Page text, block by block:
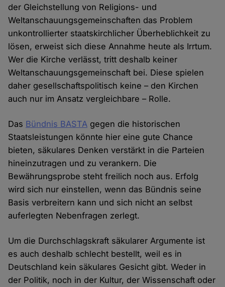
der Gleichstellung von Religions- und
Weltanschauungsgemeinschaften das Problem
unkontrollierter staatskirchlicher Überheblichkeit zu
lösen, erweist sich diese Annahme heute als Irrtum.
Wer die Kirche verlässt, tritt deshalb keiner
Weltanschauungsgemeinschaft bei. Diese spielen
daher gesellschaftspolitisch keine – den Kirchen
auch nur im Ansatz vergleichbare – Rolle.
Das Bündnis BASTA gegen die historischen
Staatsleistungen könnte hier eine gute Chance
bieten, säkulares Denken verstärkt in die Parteien
hineinzutragen und zu verankern. Die
Bewährungsprobe steht freilich noch aus. Erfolg
wird sich nur einstellen, wenn das Bündnis seine
Basis verbreitern kann und sich nicht an selbst
auferlegten Nebenfragen zerlegt.
Um die Durchschlagskraft säkularer Argumente ist
es auch deshalb schlecht bestellt, weil es in
Deutschland kein säkulares Gesicht gibt. Weder in
der Politik, noch in der Kultur, der Wissenschaft oder